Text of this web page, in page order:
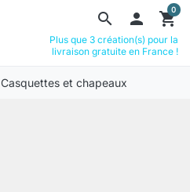
search  shopping_cart
0
Plus que 3 création(s) pour la
livraison gratuite en France !
Casquettes et chapeaux